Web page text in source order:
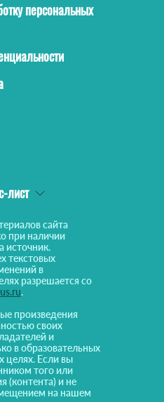
персональных
лист
сайта
при наличии
источник.
текстовых
в
разрешается со
.
произведения
своих
и
в образовательных
целях. Если вы
того или
(контента) и не
на нашем